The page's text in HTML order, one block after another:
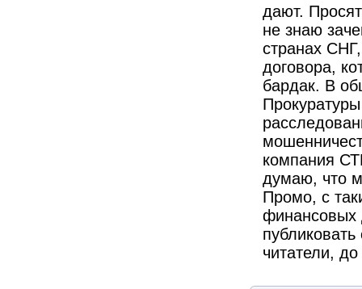
дают.
не знаю
странах
договора,
бардак. В
компания
думаю, что
Промо, с
финансовых
читатели,